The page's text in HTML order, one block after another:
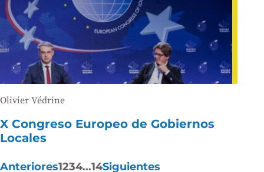
Olivier Védrine
X Congreso Europeo de Gobiernos
Locales
Paginación
Anteriores1234...14Siguientes